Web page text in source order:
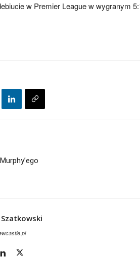
w Premier League w wygranym